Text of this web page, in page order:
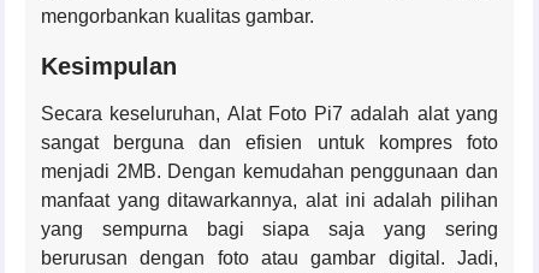
mengorbankan kualitas gambar.
Kesimpulan
Secara keseluruhan, Alat Foto Pi7 adalah alat yang
sangat berguna dan efisien untuk kompres foto
menjadi 2MB. Dengan kemudahan penggunaan dan
manfaat yang ditawarkannya, alat ini adalah pilihan
yang sempurna bagi siapa saja yang sering
berurusan dengan foto atau gambar digital. Jadi,